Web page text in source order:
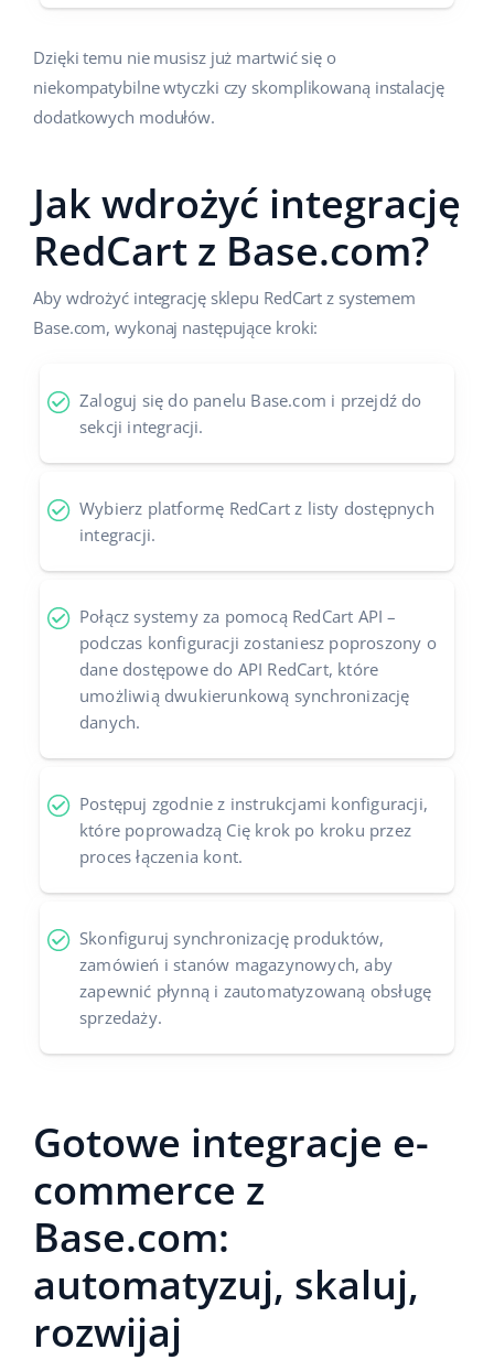
Dzięki temu nie musisz już martwić się o
niekompatybilne wtyczki czy skomplikowaną instalację
dodatkowych modułów.
Jak wdrożyć integrację
RedCart z Base.com?
Aby wdrożyć integrację sklepu RedCart z systemem
Base.com, wykonaj następujące kroki:
Zaloguj się do panelu Base.com i przejdź do
sekcji integracji.
Wybierz platformę RedCart z listy dostępnych
integracji.
Połącz systemy za pomocą RedCart API –
podczas konfiguracji zostaniesz poproszony o
dane dostępowe do API RedCart, które
umożliwią dwukierunkową synchronizację
danych.
Postępuj zgodnie z instrukcjami konfiguracji,
które poprowadzą Cię krok po kroku przez
proces łączenia kont.
Skonfiguruj synchronizację produktów,
zamówień i stanów magazynowych, aby
zapewnić płynną i zautomatyzowaną obsługę
sprzedaży.
Gotowe integracje e-
commerce z
Base.com:
automatyzuj, skaluj,
rozwijaj